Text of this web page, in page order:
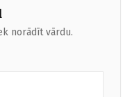
norādīt vārdu.